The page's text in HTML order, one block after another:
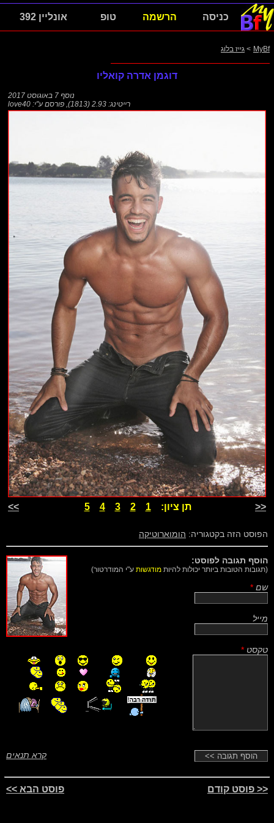
כניסה הרשמה טופ אונליין 392
MyBf
> גייז בלוג
דוגמן אדרה קואליו
נוסף 7 באוגוסט 2017
רייטינג: 2.93 (1813)
, פורסם ע"י: love40
<< תן ציון:1
2
3
4
5
>>
הפוסט הזה בקטגוריה: הומוארוטיקה
הוסף תגובה לפוסט:
(תגובות הטובות ביותר יכולות להיות מודגשות ע"י המודרטור)
שם *
מייל
טקסט *
קרא תנאים
<< פוסט קודם פוסט הבא >>